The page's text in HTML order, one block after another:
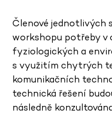
Členové jednotlivých
workshopu potřeby
fyziologických a
s využitím chytrých
komunikačních
technická řešení
následně